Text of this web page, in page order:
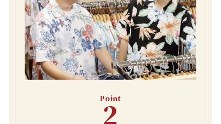
color size
ターコイズブルー
店舗取り寄せ申請
Point
2